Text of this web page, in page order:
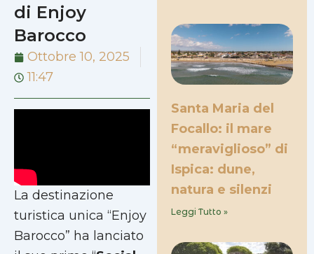
di Enjoy
Barocco
Ottobre 10, 2025
11:47
La destinazione
turistica unica “Enjoy
Barocco” ha lanciato
Santa Maria del
Focallo: il mare
“meraviglioso” di
Ispica: dune,
natura e silenzi
Leggi Tutto »